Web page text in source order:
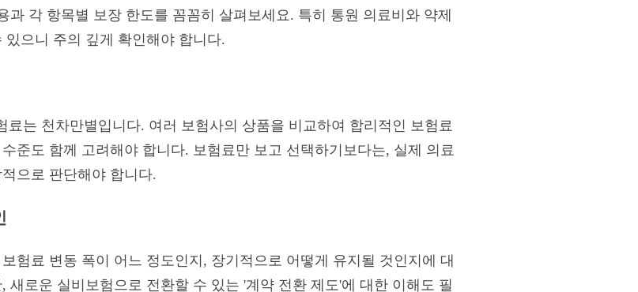
과 각 항목별 보장 한도를 꼼꼼히 살펴보세요. 특히 통원 의료비와 약제
으니 주의 깊게 확인해야 합니다.
료는 천차만별입니다. 여러 보험사의 상품을 비교하여 합리적인 보험료
준도 함께 고려해야 합니다. 보험료만 보고 선택하기보다는, 실제 의료
으로 판단해야 합니다.
험료 변동 폭이 어느 정도인지, 장기적으로 어떻게 유지될 것인지에 대
새로운 실비보험으로 전환할 수 있는 '계약 전환 제도'에 대한 이해도 필